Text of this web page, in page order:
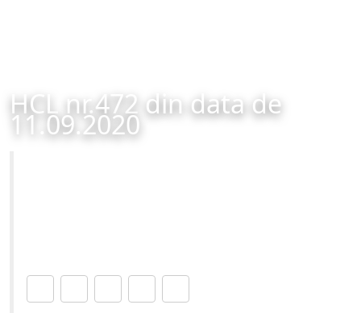
HCL nr.472 din data de
11.09.2020